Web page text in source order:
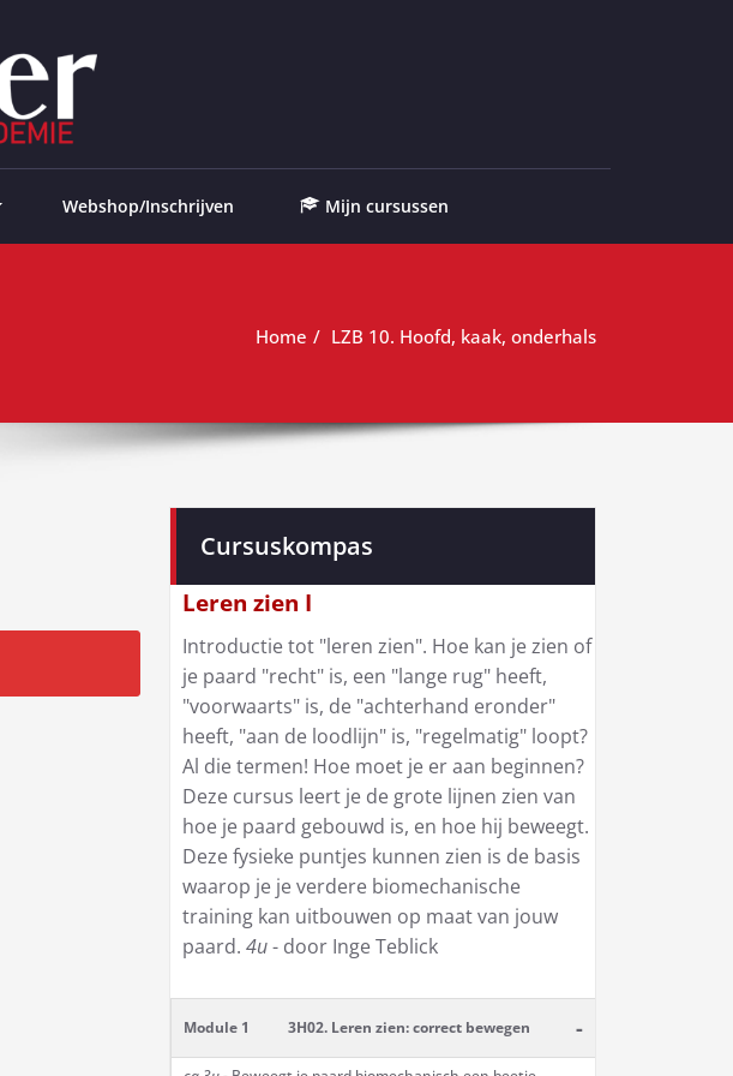
Webshop/Inschrijven Mijn cursussen
Home LZB 10. Hoofd, kaak, onderhals
Cursuskompas
Leren zien I
Introductie tot "leren zien". Hoe kan je zien of
je paard "recht" is, een "lange rug" heeft,
"voorwaarts" is, de "achterhand eronder"
heeft, "aan de loodlijn" is, "regelmatig" loopt?
Al die termen! Hoe moet je er aan beginnen?
Deze cursus leert je de grote lijnen zien van
hoe je paard gebouwd is, en hoe hij beweegt.
Deze fysieke puntjes kunnen zien is de basis
waarop je je verdere biomechanische
training kan uitbouwen op maat van jouw
paard. 4u- door Inge Teblick
Module 1 3H02. Leren zien: correct bewegen -